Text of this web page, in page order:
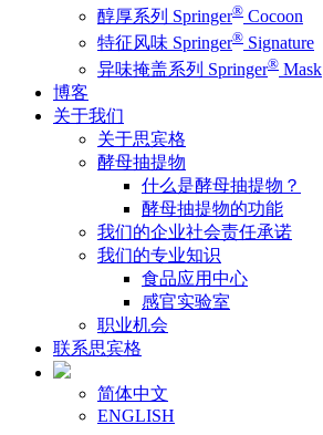
醇厚系列 Springer® Cocoon
特征风味 Springer® Signature
异味掩盖系列 Springer® Mask
博客
关于我们
关于思宾格
酵母抽提物
什么是酵母抽提物？
酵母抽提物的功能
我们的企业社会责任承诺
我们的专业知识
食品应用中心
感官实验室
职业机会
联系思宾格
简体中文
ENGLISH